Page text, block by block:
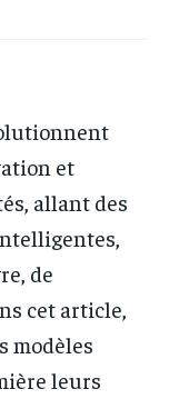
et
allant des
de
cet article,
modèles
leurs